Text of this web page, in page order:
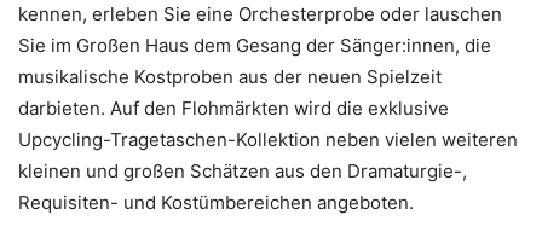
kennen, erleben Sie eine Orchesterprobe oder lauschen
Sie im Großen Haus dem Gesang der Sänger:innen, die
musikalische Kostproben aus der neuen Spielzeit
darbieten. Auf den Flohmärkten wird die exklusive
Upcycling-Tragetaschen-Kollektion neben vielen weiteren
kleinen und großen Schätzen aus den Dramaturgie-,
Requisiten- und Kostümbereichen angeboten.